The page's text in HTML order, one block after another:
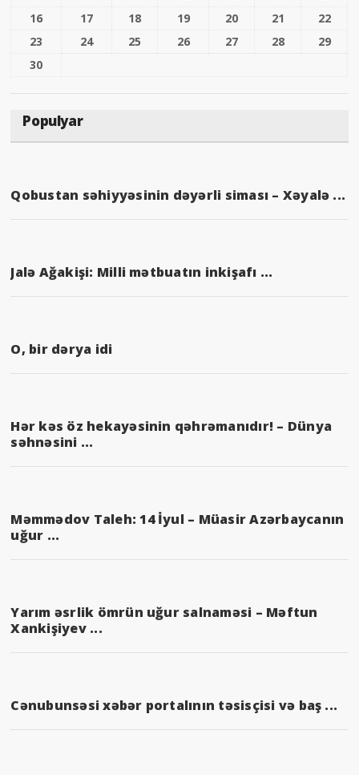
16
17 18 19 20 21
22
23
24 25 26 27 28
29
30
Populyar
Qobustan səhiyyəsinin dəyərli siması – Xəyalə ...
Jalə Ağakişi: Milli mətbuatın inkişafı ...
O, bir dərya idi
Hər kəs öz hekayəsinin qəhrəmanıdır! – Dünya
səhnəsini ...
Məmmədov Taleh: 14 İyul – Müasir Azərbaycanın
uğur ...
Yarım əsrlik ömrün uğur salnaməsi – Məftun
Xankişiyev ...
Cənubunsəsi xəbər portalının təsisçisi və baş ...